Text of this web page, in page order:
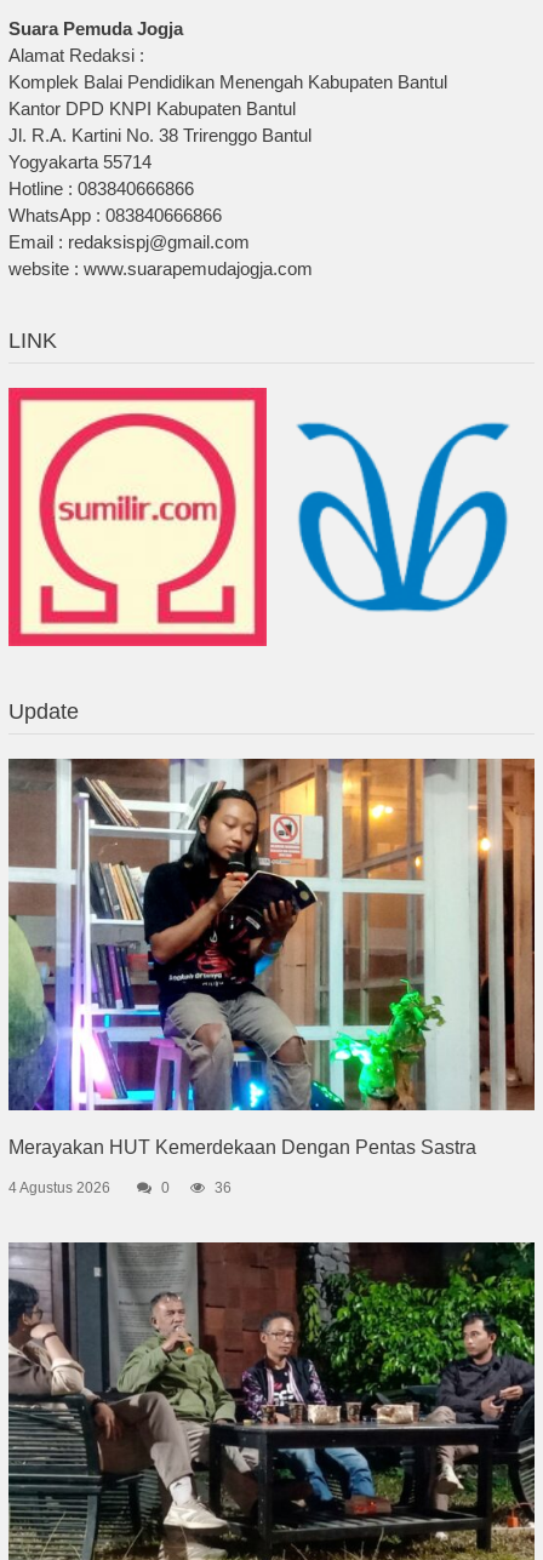
Suara Pemuda Jogja
Alamat Redaksi :
Komplek Balai Pendidikan Menengah Kabupaten Bantul
Kantor DPD KNPI Kabupaten Bantul
Jl. R.A. Kartini No. 38 Trirenggo Bantul
Yogyakarta 55714
Hotline : 083840666866
WhatsApp : 083840666866
Email : redaksispj@gmail.com
website : www.suarapemudajogja.com
LINK
Update
Merayakan HUT Kemerdekaan Dengan Pentas Sastra
4 Agustus 2026 0 36